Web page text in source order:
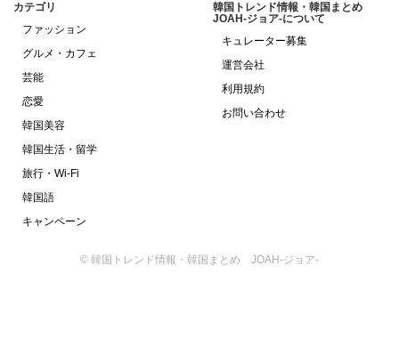
カテゴリ
ファッション
グルメ・カフェ
芸能
恋愛
韓国美容
韓国生活・留学
旅行・Wi-Fi
韓国語
キャンペーン
韓国トレンド情報・韓国まとめ
JOAH-ジョア-について
キュレーター募集
運営会社
利用規約
お問い合わせ
© 韓国トレンド情報・韓国まとめ JOAH-ジョア-